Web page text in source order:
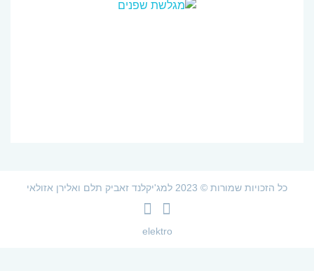
כל הזכויות שמורות © 2023 למג'יקלנד זאביק תלם ואלירן אזולאי
צלמית
YouTubeelektro